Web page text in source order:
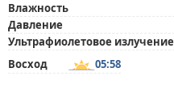
Влажность
Давление
Ультрафиолетовое излучение
Восход
05:58